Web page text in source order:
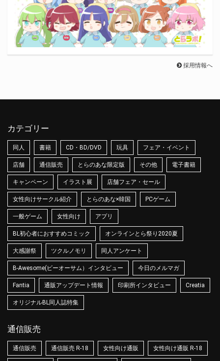
採用情報へ
カテゴリー
同人 書籍 CD・BD/DVD 玩具 フェア・イベント
店舗 通信販売 とらのあな限定版 その他 電子書籍
キャンペーン イラスト展 店舗フェア・セール
女性向けサークル紹介 とらのあな×韓国 PCゲーム
一般ゲーム 女性向け アプリ
BL初心者におすすめコミック オンラインとら祭り2020夏
大感謝祭 ツクルノモリ 同人アンケート
B-Awesome(ビーオーサム）インタビュー 今日のメルマガ
Fantia 通販アップデート情報 印刷所インタビュー Creatia
オリジナルBL同人誌特集
通信販売
通信販売 通信販売 R-18 女性向け通販 女性向け通販 R-18